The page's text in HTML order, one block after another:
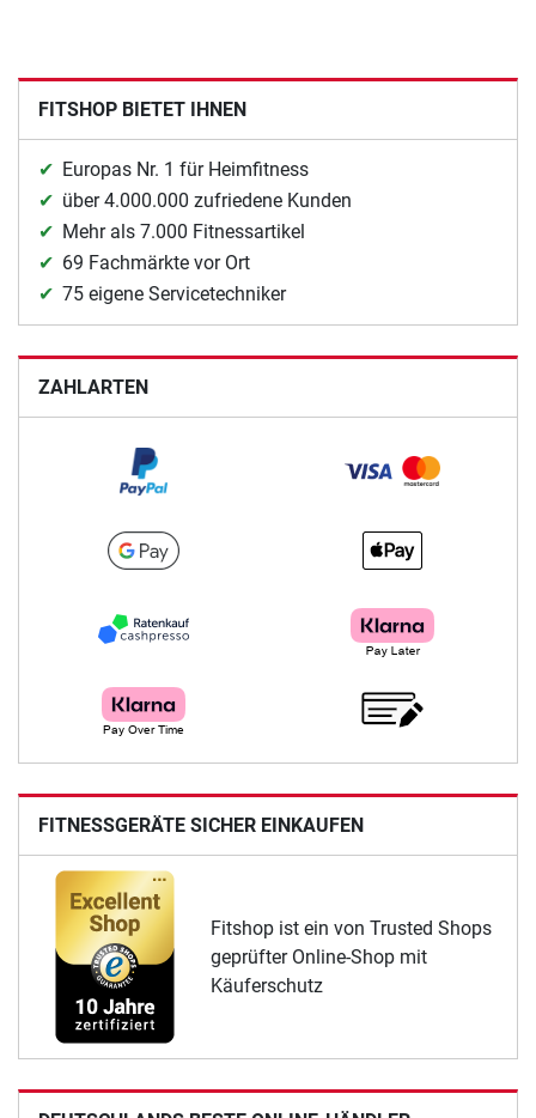
FITSHOP BIETET IHNEN
Europas Nr. 1 für Heimfitness
über 4.000.000 zufriedene Kunden
Mehr als 7.000 Fitnessartikel
69 Fachmärkte vor Ort
75 eigene Servicetechniker
ZAHLARTEN
FITNESSGERÄTE SICHER EINKAUFEN
Fitshop ist ein von Trusted Shops
geprüfter Online-Shop mit
Käuferschutz